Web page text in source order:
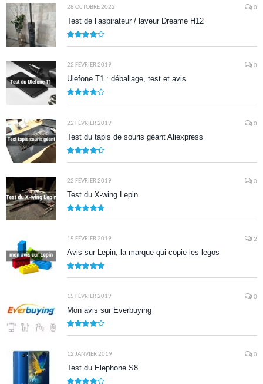
28 OCTOBRE 2022 0
Test de l’aspirateur / laveur Dreame H12
22 FÉVRIER 2019 0
Ulefone T1 : déballage, test et avis
22 FÉVRIER 2019 0
Test du tapis de souris géant Aliexpress
22 FÉVRIER 2019 0
Test du X-wing Lepin
15 FÉVRIER 2019 2
Avis sur Lepin, la marque qui copie les legos
15 FÉVRIER 2019 0
Mon avis sur Everbuying
12 JANVIER 2019 0
Test du Elephone S8